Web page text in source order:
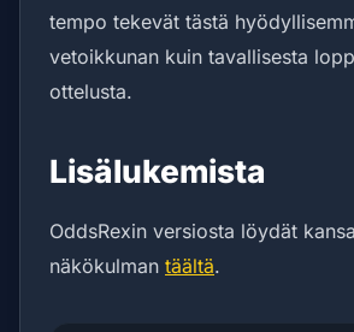
tempo tekevät tästä
vetoikkunan kuin tavallisesta
ottelusta.
Lisälukemista
OddsRexin versiosta löydät
näkökulman täältä.